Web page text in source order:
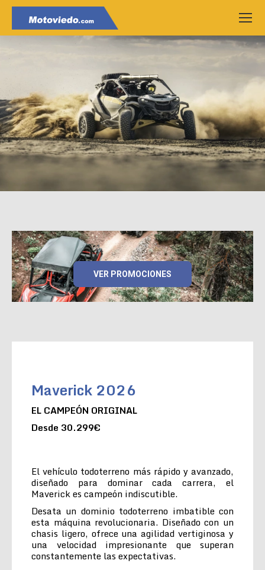
VER PROMOCIONES
Maverick 2026
EL CAMPEÓN ORIGINAL
Desde 30.299€
El vehículo todoterreno más rápido y avanzado,
diseñado para dominar cada carrera, el
Maverick es campeón indiscutible.
Desata un dominio todoterreno imbatible con
esta máquina revolucionaria. Diseñado con un
chasis ligero, ofrece una agilidad vertiginosa y
una velocidad impresionante que superan
constantemente las expectativas.